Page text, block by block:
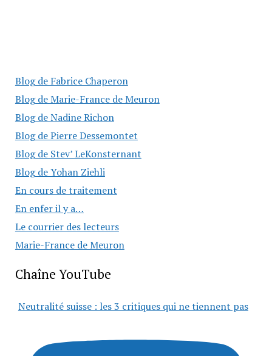
Blog de Fabrice Chaperon
Blog de Marie-France de Meuron
Blog de Nadine Richon
Blog de Pierre Dessemontet
Blog de Stev’ LeKonsternant
Blog de Yohan Ziehli
En cours de traitement
En enfer il y a…
Le courrier des lecteurs
Marie-France de Meuron
Chaîne YouTube
Neutralité suisse : les 3 critiques qui ne tiennent pas